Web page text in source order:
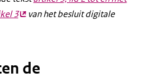
3(externe
van het besluit digitale
de